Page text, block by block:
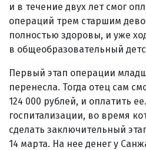
и в течение двух лет смог
операций трем старшим
полностью здоровы, и уже
в общеобразовательный
Первый этап операции
перенесла. Тогда отец сам
124 000 рублей, и оплатить
госпитализации, во время
сделать заключительный
14 марта. На нее денег у